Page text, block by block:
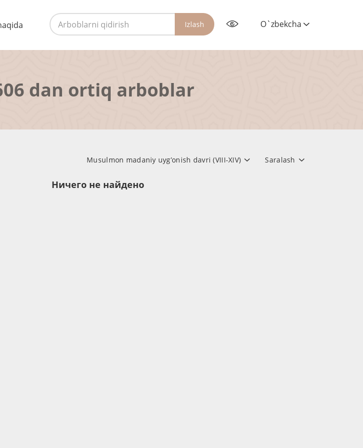
Izlash O`zbekcha
dan ortiq arboblar
Saralash
Musulmon madaniy uyg’onish davri (VIII-XIV)
Ничего не найдено